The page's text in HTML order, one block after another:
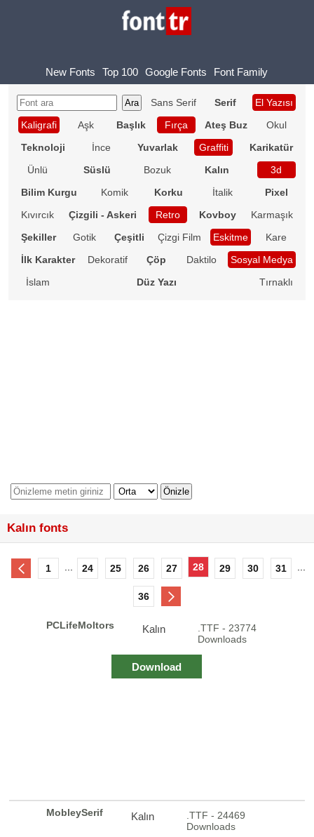
New Fonts Top 100 Google Fonts Font Family
Sans Serif Serif
El Yazısı
Kaligrafi
Aşk Başlık Fırça Ateş Buz
Okul
Teknoloji
İnce Yuvarlak Graffiti
Karikatür
Ünlü
Süslü Bozuk Kalın
3d
Bilim Kurgu
Komik Korku İtalik
Pixel
Kıvırcık
Çizgili - Askeri Retro Kovboy
Karmaşık
Şekiller
Gotik Çeşitli Çizgi Film Eskitme
Kare
İlk Karakter
Dekoratif Çöp Daktilo
Sosyal Medya
İslam
Düz Yazı Tırnaklı
Kalın fonts
1 24 25 26 27 28 29 30 31
36
PCLifeMoltors Kalın
.TTF - 23774
Downloads
Download
MobleySerif Kalın
.TTF - 24469
Downloads